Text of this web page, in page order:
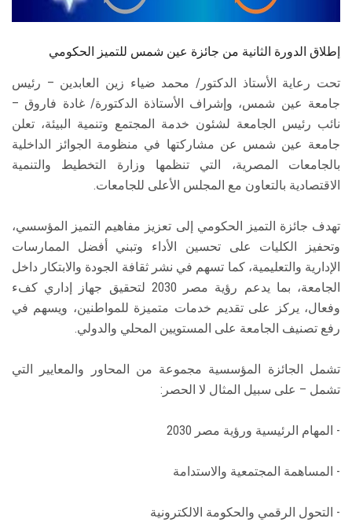
الموظفون
الزائـرون
سجل الان
إطلاق الدورة الثانية من جائزة عين شمس للتميز الحكومي
تحت رعاية الأستاذ الدكتور/ محمد ضياء زين العابدين – رئيس
جامعة عين شمس، وإشراف الأستاذة الدكتورة/ غادة فاروق –
نائب رئيس الجامعة لشئون خدمة المجتمع وتنمية البيئة، تعلن
جامعة عين شمس عن مشاركتها في منظومة الجوائز الداخلية
بالجامعات المصرية، التي تنظمها وزارة التخطيط والتنمية
الاقتصادية بالتعاون مع المجلس الأعلى للجامعات.
تهدف جائزة التميز الحكومي إلى تعزيز مفاهيم التميز المؤسسي،
وتحفيز الكليات على تحسين الأداء وتبني أفضل الممارسات
الإدارية والتعليمية، كما تسهم في نشر ثقافة الجودة والابتكار داخل
الجامعة، بما يدعم رؤية مصر 2030 لتحقيق جهاز إداري كفء
وفعال، يركز على تقديم خدمات متميزة للمواطنين، ويسهم في
رفع تصنيف الجامعة على المستويين المحلي والدولي.
تشمل الجائزة المؤسسية مجموعة من المحاور والمعايير التي
تشمل – على سبيل المثال لا الحصر:
- المهام الرئيسية ورؤية مصر 2030
- المساهمة المجتمعية والاستدامة
- التحول الرقمي والحكومة الالكترونية